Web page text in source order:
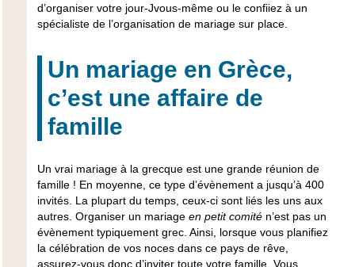
d’organiser votre jour-Jvous-même ou le confiiez à un
spécialiste de l’organisation de mariage sur place.
Un mariage en Grèce,
c’est une affaire de
famille
Un vrai mariage à la grecque est une grande réunion de
famille! En moyenne, ce type d’évènement a jusqu’à 400
invités. La plupart du temps, ceux-ci sont liés les uns aux
autres. Organiser un mariageen petit comitén’est pas un
évènement typiquement grec. Ainsi, lorsque vous planifiez
la célébration de vos noces dans ce pays de rêve,
assurez-vous donc d’inviter toute votre famille. Vous